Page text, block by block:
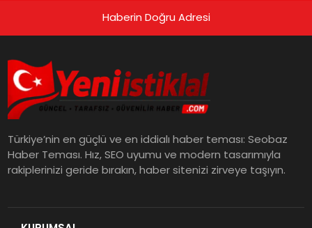
Haberin Doğru Adresi
Türkiye’nin en güçlü ve en iddialı haber teması: Seobaz
Haber Teması. Hız, SEO uyumu ve modern tasarımıyla
rakiplerinizi geride bırakın, haber sitenizi zirveye taşıyın.